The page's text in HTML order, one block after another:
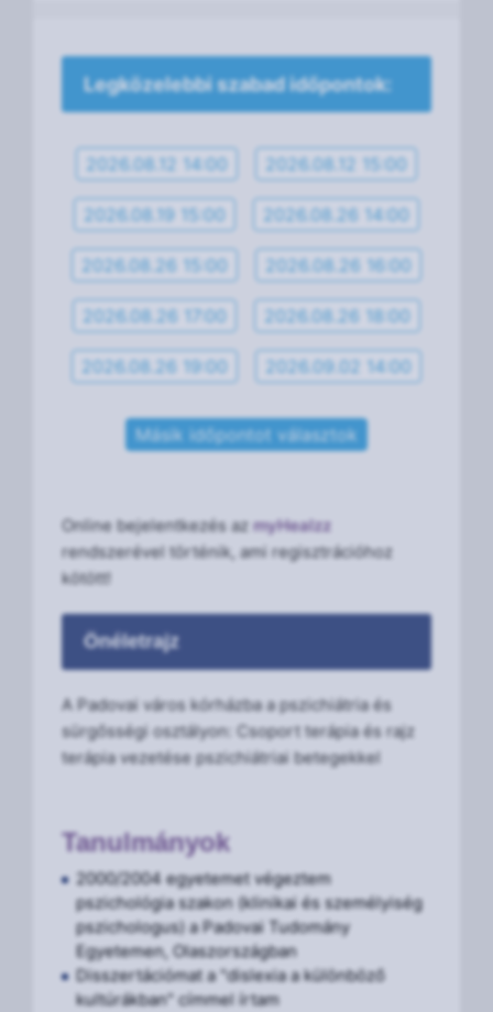
Legközelebbi szabad időpontok:
2026.08.12 14:00 2026.08.12 15:00
2026.08.19 15:00 2026.08.26 14:00
2026.08.26 15:00 2026.08.26 16:00
2026.08.26 17:00 2026.08.26 18:00
2026.08.26 19:00 2026.09.02 14:00
Másik időpontot választok
Online bejelentkezés az myHealzz
rendszerével történik, ami regisztrációhoz
kötött!
Önéletrajz
A Padovai város kórházba a pszichiátria és
sürgősségi osztályon: Csoport terápia és rajz
terápia vezetése pszichiátriai betegekkel
Tanulmányok
2000/2004 egyetemet végeztem
pszichológia szakon (klinikai és személyiség
pszichologus) a Padovai Tudomány
Egyetemen, Olaszországban
Disszertációmat a "dislexia a különböző
kultúrákban" címmel írtam